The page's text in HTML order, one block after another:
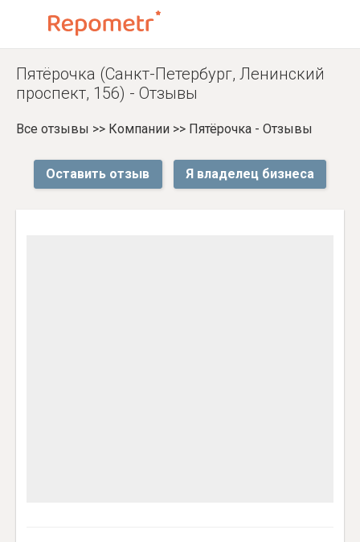
Пятёрочка (Санкт-Петербург, Ленинский
проспект, 156) - Отзывы
Все отзывы >> Компании >> Пятёрочка - Отзывы
Оставить отзыв Я владелец бизнеса